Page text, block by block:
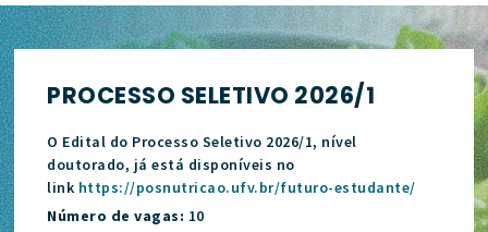
PROCESSO SELETIVO 2026/1
O Edital do Processo Seletivo 2026/1, nível
doutorado, já está disponíveis no
link https://posnutricao.ufv.br/futuro-estudante/
Número de vagas: 10